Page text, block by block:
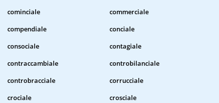
cominciale
commerciale
compendiale
conciale
consociale
contagiale
contraccambiale
controbilanciale
controbracciale
corrucciale
crociale
crosciale